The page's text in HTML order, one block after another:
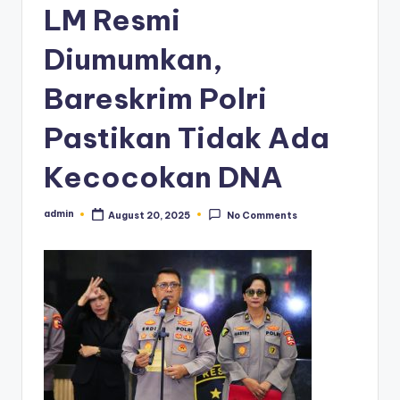
LM Resmi
Diumumkan,
Bareskrim Polri
Pastikan Tidak Ada
Kecocokan DNA
Posted
admin August 20, 2025 No Comments